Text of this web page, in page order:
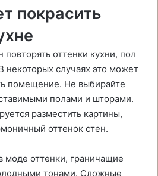
покрасить
оттенки кухни, пол
некоторых случаях это может
помещение. Не выбирайте
полами и шторами.
разместить картины,
оттенок стен.
моде оттенки, граничащие
тонами. Сложные